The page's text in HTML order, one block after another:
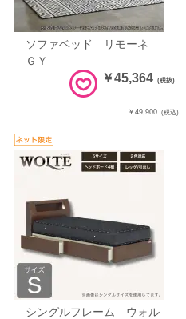
ソファベッド リモーネ
ＧＹ
￥45,364 (税抜)
￥49,900 (税込)
シングルフレーム ウォル